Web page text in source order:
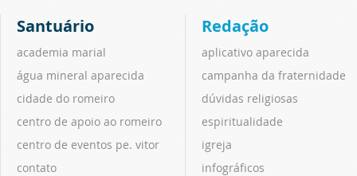
Santuário
academia marial
água mineral aparecida
cidade do romeiro
centro de apoio ao romeiro
centro de eventos pe. vitor
contato
Redação
aplicativo aparecida
campanha da fraternidade
dúvidas religiosas
espiritualidade
igreja
infográficos